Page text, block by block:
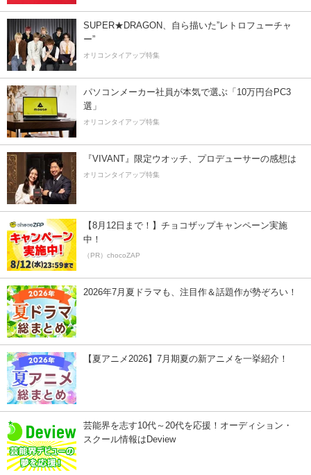
SUPER★DRAGON、自ら描いた”レトロフューチャ
ー”
オリコンタイアップ特集
パソコンメーカー社員が本気で選ぶ「10万円台PC3
選」
オリコンタイアップ特集
『VIVANT』限定ウオッチ、プロデューサーの感想は
オリコンタイアップ特集
【8月12日まで！】チョコザップキャンペーン実施
中！
（PR）chocoZAP
2026年7月夏ドラマも、注目作＆話題作が勢ぞろい！
【夏アニメ2026】7月期夏の新アニメを一挙紹介！
芸能界を志す10代～20代を応援！オーディション・
スクール情報はDeview